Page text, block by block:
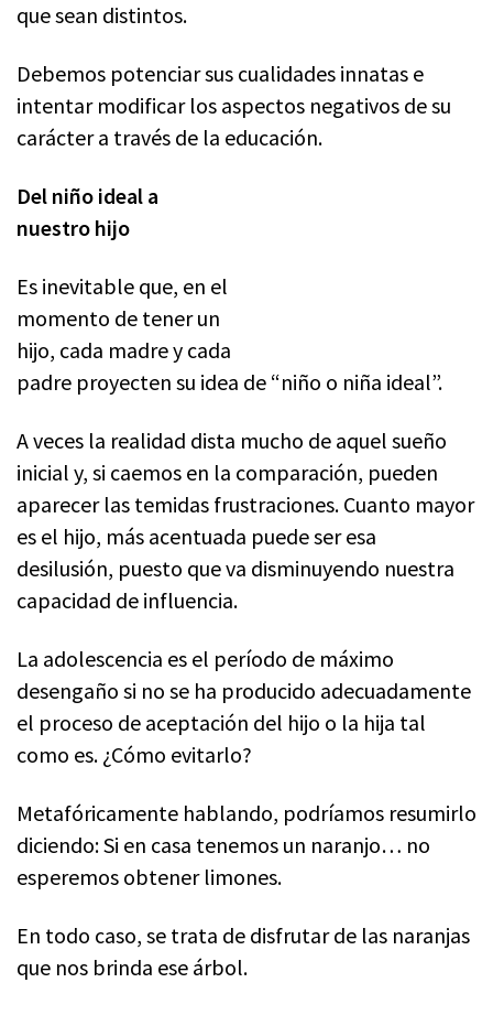
que sean distintos.
Debemos potenciar sus cualidades innatas e
intentar modificar los aspectos negativos de su
carácter a través de la educación.
Del niño ideal a
nuestro hijo
Es inevitable que, en el
momento de tener un
hijo, cada madre y cada
padre proyecten su idea de “niño o niña ideal”.
A veces la realidad dista mucho de aquel sueño
inicial y, si caemos en la comparación, pueden
aparecer las temidas frustraciones. Cuanto mayor
es el hijo, más acentuada puede ser esa
desilusión, puesto que va disminuyendo nuestra
capacidad de influencia.
La adolescencia es el período de máximo
desengaño si no se ha producido adecuadamente
el proceso de aceptación del hijo o la hija tal
como es. ¿Cómo evitarlo?
Metafóricamente hablando, podríamos resumirlo
diciendo: Si en casa tenemos un naranjo… no
esperemos obtener limones.
En todo caso, se trata de disfrutar de las naranjas
que nos brinda ese árbol.